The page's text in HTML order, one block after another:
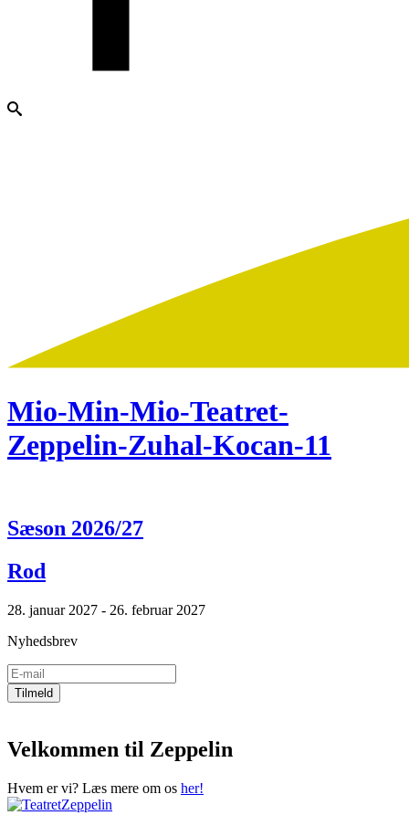
Mio-Min-Mio-Teatret-
Zeppelin-Zuhal-Kocan-11
Sæson 2026/27
Rod
28. januar 2027 - 26. februar 2027
Nyhedsbrev
Velkommen til Zeppelin
Hvem er vi? Læs mere om os her!